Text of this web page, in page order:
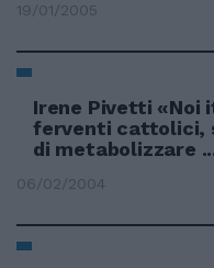
19/01/2005
Irene Pivetti «Noi
ferventi cattolici,
di metabolizzare
06/02/2004